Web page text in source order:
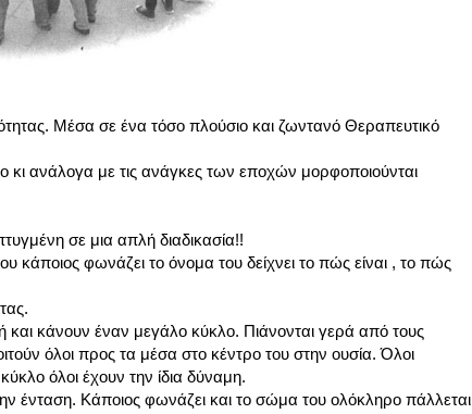
Μέσα σε ένα τόσο πλούσιο και ζωντανό Θεραπευτικό
ανάλογα με τις ανάγκες των εποχών μορφοποιούνται
σε μια απλή διαδικασία!!
φωνάζει το όνομα του δείχνει το πώς είναι , το πώς
κάνουν έναν μεγάλο κύκλο. Πιάνονται γερά από τους
όλοι προς τα μέσα στο κέντρο του στην ουσία. Όλοι
όλοι έχουν την ίδια δύναμη.
ένταση. Κάποιος φωνάζει και το σώμα του ολόκληρο πάλλεται